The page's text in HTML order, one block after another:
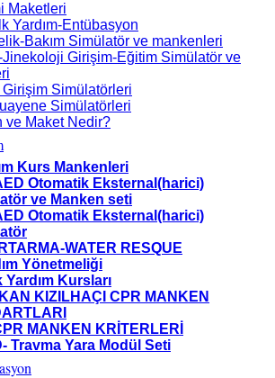
Maketleri
Yardım-Entübasyon
Bakım Simülatör ve mankenleri
Jinekoloji Girişim-Eğitim Simülatör ve
Simülatörleri
Simülatörleri
ve Maket Nedir?
Kurs Mankenleri
Otomatik Eksternal(harici)
ve Manken seti
Otomatik Eksternal(harici)
WATER RESQUE
Yönetmeliği
Yardım Kursları
KIZILHAÇI CPR MANKEN
MANKEN KRİTERLERİ
Travma Yara Modül Seti